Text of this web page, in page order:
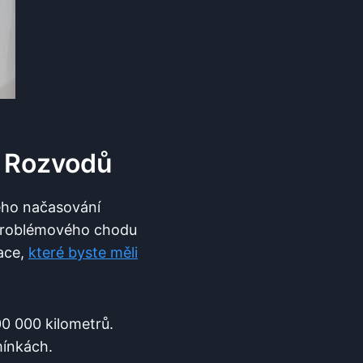
načasování
chodu
které byste měli
000 kilometrů.